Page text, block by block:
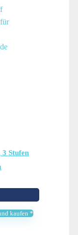
Stufen
kaufen *